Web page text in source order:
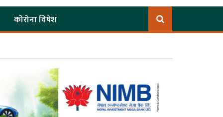
कोरोना विषेश